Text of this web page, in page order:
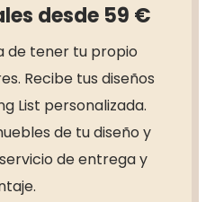
desde 59 €
de tener tu propio
Recibe tus diseños
List personalizada.
de tu diseño y
de entrega y